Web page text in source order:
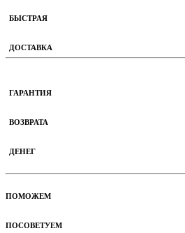
БЫСТРАЯ
ДОСТАВКА
ГАРАНТИЯ
ВОЗВРАТА
ДЕНЕГ
ПОМОЖЕМ
ПОСОВЕТУЕМ